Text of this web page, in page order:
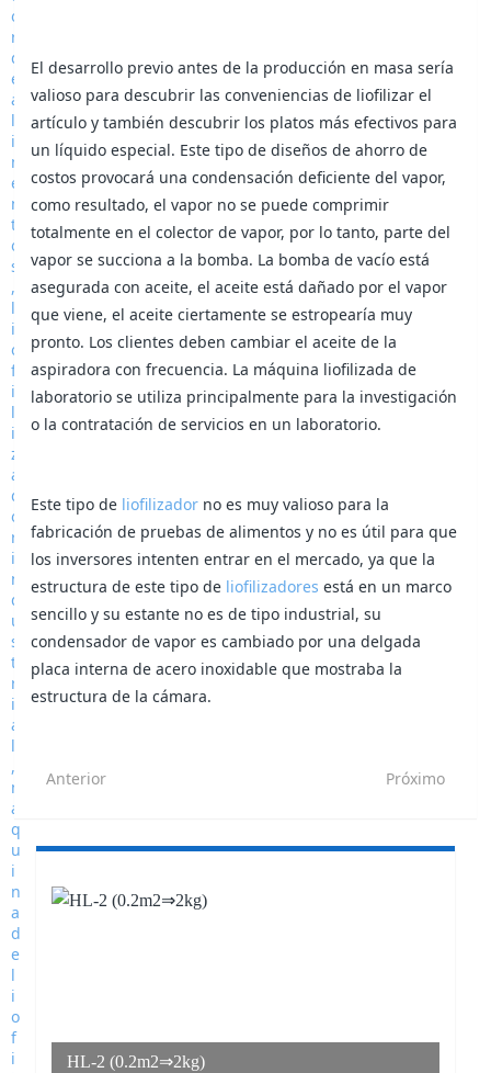
El desarrollo previo antes de la producción en masa sería
valioso para descubrir las conveniencias de liofilizar el
artículo y también descubrir los platos más efectivos para
un líquido especial. Este tipo de diseños de ahorro de
costos provocará una condensación deficiente del vapor,
como resultado, el vapor no se puede comprimir
totalmente en el colector de vapor, por lo tanto, parte del
vapor se succiona a la bomba. La bomba de vacío está
asegurada con aceite, el aceite está dañado por el vapor
que viene, el aceite ciertamente se estropearía muy
pronto. Los clientes deben cambiar el aceite de la
aspiradora con frecuencia. La máquina liofilizada de
laboratorio se utiliza principalmente para la investigación
o la contratación de servicios en un laboratorio.
Este tipo de liofilizador no es muy valioso para la
fabricación de pruebas de alimentos y no es útil para que
los inversores intenten entrar en el mercado, ya que la
estructura de este tipo de liofilizadores está en un marco
sencillo y su estante no es de tipo industrial, su
condensador de vapor es cambiado por una delgada
placa interna de acero inoxidable que mostraba la
estructura de la cámara.
Anterior Próximo
HL-2 (0.2m2⇒2kg)